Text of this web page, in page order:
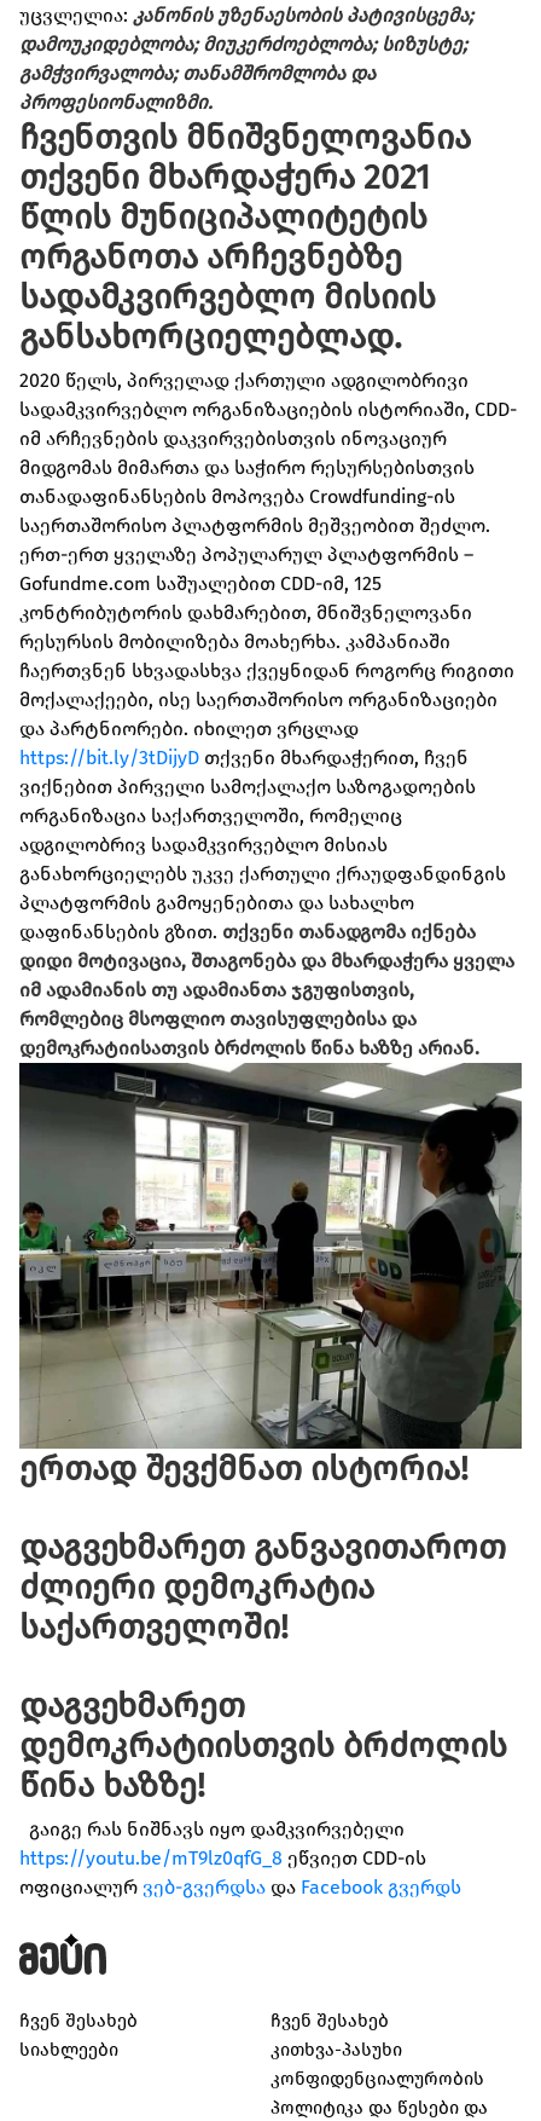
უცვლელია: კანონის უზენაესობის პატივისცემა;
დამოუკიდებლობა; მიუკერძოებლობა; სიზუსტე;
გამჭვირვალობა; თანამშრომლობა და
პროფესიონალიზმი.
ჩვენთვის მნიშვნელოვანია
თქვენი მხარდაჭერა 2021
წლის მუნიციპალიტეტის
ორგანოთა არჩევნებზე
სადამკვირვებლო მისიის
განსახორციელებლად.
2020 წელს, პირველად ქართული ადგილობრივი
სადამკვირვებლო ორგანიზაციების ისტორიაში, CDD-
იმ არჩევნების დაკვირვებისთვის ინოვაციურ
მიდგომას მიმართა და საჭირო რესურსებისთვის
თანადაფინანსების მოპოვება Crowdfunding-ის
საერთაშორისო პლატფორმის მეშვეობით შეძლო.
ერთ-ერთ ყველაზე პოპულარულ პლატფორმის –
Gofundme.com საშუალებით CDD-იმ, 125
კონტრიბუტორის დახმარებით, მნიშვნელოვანი
რესურსის მობილიზება მოახერხა. კამპანიაში
ჩაერთვნენ სხვადასხვა ქვეყნიდან როგორც რიგითი
მოქალაქეები, ისე საერთაშორისო ორგანიზაციები
და პარტნიორები. იხილეთ ვრცლად
https://bit.ly/3tDijyD თქვენი მხარდაჭერით, ჩვენ
ვიქნებით პირველი სამოქალაქო საზოგადოების
ორგანიზაცია საქართველოში, რომელიც
ადგილობრივ სადამკვირვებლო მისიას
განახორციელებს უკვე ქართული ქრაუდფანდინგის
პლატფორმის გამოყენებითა და სახალხო
დაფინანსების გზით. თქვენი თანადგომა იქნება
დიდი მოტივაცია, შთაგონება და მხარდაჭერა ყველა
იმ ადამიანის თუ ადამიანთა ჯგუფისთვის,
რომლებიც მსოფლიო თავისუფლებისა და
დემოკრატიისათვის ბრძოლის წინა ხაზზე არიან.
ერთად შევქმნათ ისტორია!
დაგვეხმარეთ განვავითაროთ
ძლიერი დემოკრატია
საქართველოში!
დაგვეხმარეთ
დემოკრატიისთვის ბრძოლის
წინა ხაზზე!
გაიგე რას ნიშნავს იყო დამკვირვებელი
https://youtu.be/mT9lz0qfG_8 ეწვიეთ CDD-ის
ოფიციალურ ვებ-გვერდსა და Facebook გვერდს
ჩვენ შესახებ
სიახლეები
ჩვენ შესახებ
კითხვა-პასუხი
კონფიდენციალურობის
პოლიტიკა და წესები და